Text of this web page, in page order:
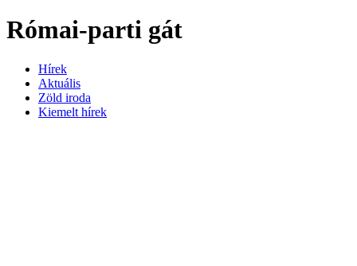
Római-parti gát
Hírek
Aktuális
Zöld iroda
Kiemelt hírek